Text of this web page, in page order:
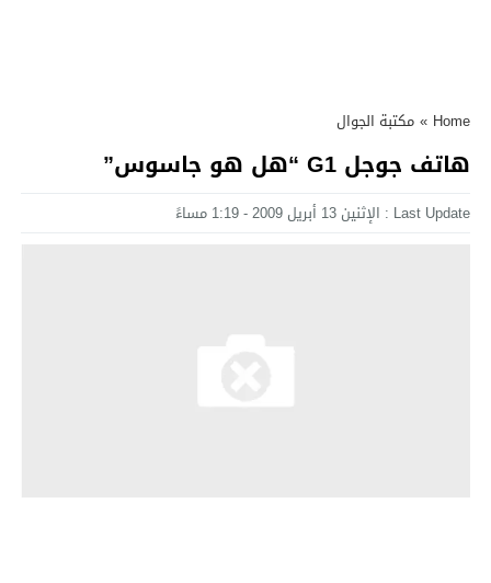
Home
» مكتبة الجوال
هاتف جوجل G1 “هل هو جاسوس”
Last Update : الإثنين 13 أبريل 2009 - 1:19 مساءً